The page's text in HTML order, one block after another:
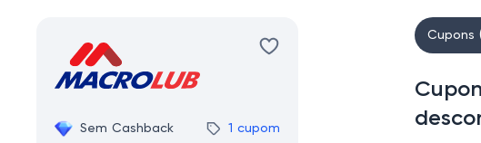
Sem Cashback 1 cupom
Cupons